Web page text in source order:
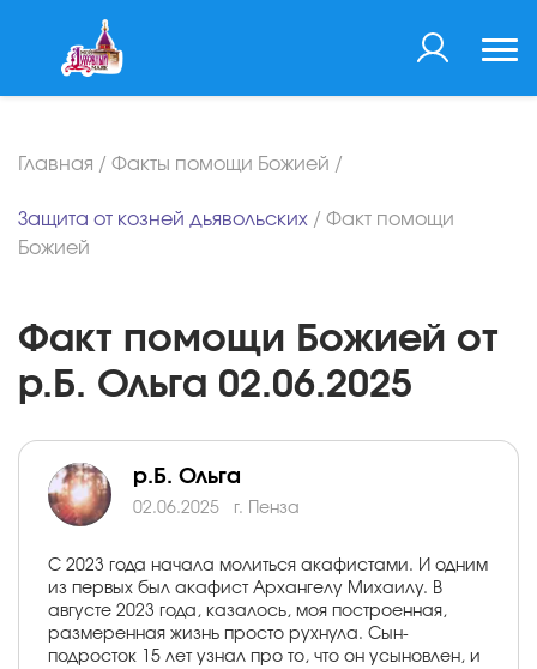
Главная / Факты помощи Божией /
Защита от козней дьявольских / Факт помощи
Божией
Факт помощи Божией от
р.Б. Ольга 02.06.2025
р.Б. Ольга
02.06.2025 г. Пенза
С 2023 года начала молиться акафистами. И одним
из первых был акафист Архангелу Михаилу. В
августе 2023 года, казалось, моя построенная,
размеренная жизнь просто рухнула. Сын-
подросток 15 лет узнал про то, что он усыновлен, и